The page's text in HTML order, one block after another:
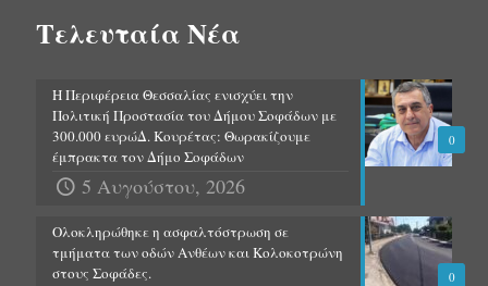
Τελευταία Νέα
0
Η Περιφέρεια Θεσσαλίας ενισχύει την
Πολιτική Προστασία του Δήμου Σοφάδων με
300.000 ευρώΔ. Κουρέτας: Θωρακίζουμε
έμπρακτα τον Δήμο Σοφάδων
5 Αυγούστου, 2026
0
Ολοκληρώθηκε η ασφαλτόστρωση σε
τμήματα των οδών Ανθέων και Κολοκοτρώνη
στους Σοφάδες.